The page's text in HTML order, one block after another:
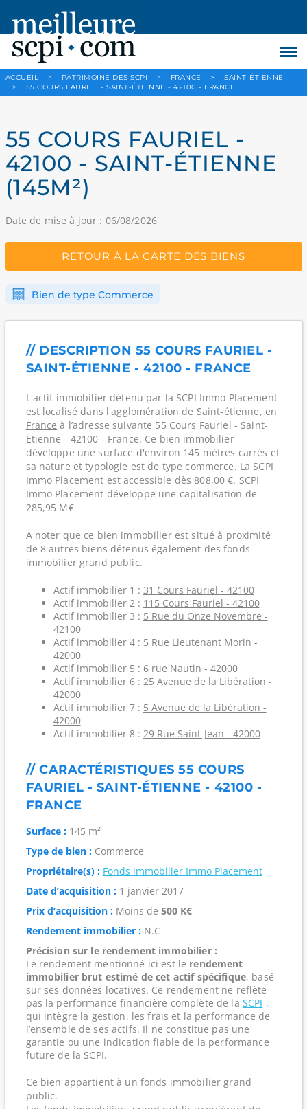
ACCUEIL > PATRIMOINE DES SCPI > FRANCE >
SAINT-ÉTIENNE
>
55 COURS FAURIEL - SAINT-ÉTIENNE - 42100 - FRANCE
55 COURS FAURIEL -
42100 - SAINT-ÉTIENNE
(145M²)
Date de mise à jour : 06/08/2026
RETOUR À LA CARTE DES BIENS
Bien de type Commerce
// DESCRIPTION 55 COURS FAURIEL -
SAINT-ÉTIENNE - 42100 - FRANCE
L'actif immobilier détenu par la SCPI Immo Placement
est localisé dans l'agglomération de Saint-étienne, en
France à l’adresse suivante 55 Cours Fauriel - Saint-
Étienne - 42100 - France. Ce bien immobilier
développe une surface d'environ 145 mètres carrés et
sa nature et typologie est de type commerce. La SCPI
Immo Placement est accessible dès 808,00 €. SCPI
Immo Placement développe une capitalisation de
285,95 M€
A noter que ce bien immobilier est situé à proximité
de 8 autres biens détenus également des fonds
immobilier grand public.
Actif immobilier 1 : 31 Cours Fauriel - 42100
Actif immobilier 2 : 115 Cours Fauriel - 42100
Actif immobilier 3 : 5 Rue du Onze Novembre -
42100
Actif immobilier 4 : 5 Rue Lieutenant Morin -
42000
Actif immobilier 5 : 6 rue Nautin - 42000
Actif immobilier 6 : 25 Avenue de la Libération -
42000
Actif immobilier 7 : 5 Avenue de la Libération -
42000
Actif immobilier 8 : 29 Rue Saint-Jean - 42000
// CARACTÉRISTIQUES 55 COURS
FAURIEL - SAINT-ÉTIENNE - 42100 -
FRANCE
Surface :145 m²
Type de bien :Commerce
Propriétaire(s) : Fonds immobilier Immo Placement
Date d’acquisition :1 janvier 2017
Prix d’acquisition :Moins de 500 K€
Rendement immobilier :N.C
Précision sur le rendement immobilier :
Le rendement mentionné ici est le rendement
immobilier brut estimé de cet actif spécifique, basé
sur ses données locatives. Ce rendement ne reflète
pas la performance financière complète de la SCPI ,
qui intègre la gestion, les frais et la performance de
l’ensemble de ses actifs. Il ne constitue pas une
garantie ou une indication fiable de la performance
future de la SCPI.
Ce bien appartient à un fonds immobilier grand
public.